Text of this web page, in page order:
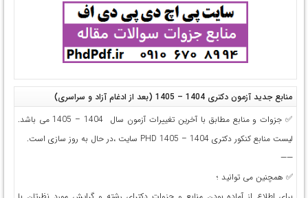
منابع جدید آزمون دکتری 1404 – 1405 (بعد از ادغام آزاد و سراسری)
✅ جزوات و منابع مطابق با آخرین تغییرات آزمون سال 1404 – 1405 می باشد.
لیست منابع کنکور دکتری 1404 – 1405 PHD سایت ،در حال به روز سازی است.
——
✅ همچنین می توانید ؛